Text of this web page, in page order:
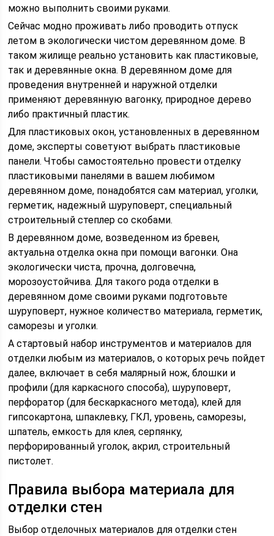
можно выполнить своими руками.
Сейчас модно проживать либо проводить отпуск
летом в экологически чистом деревянном доме. В
таком жилище реально установить как пластиковые,
так и деревянные окна. В деревянном доме для
проведения внутренней и наружной отделки
применяют деревянную вагонку, природное дерево
либо практичный пластик.
Для пластиковых окон, установленных в деревянном
доме, эксперты советуют выбрать пластиковые
панели. Чтобы самостоятельно провести отделку
пластиковыми панелями в вашем любимом
деревянном доме, понадобятся сам материал, уголки,
герметик, надежный шуруповерт, специальный
строительный степлер со скобами.
В деревянном доме, возведенном из бревен,
актуальна отделка окна при помощи вагонки. Она
экологически чиста, прочна, долговечна,
морозоустойчива. Для такого рода отделки в
деревянном доме своими руками подготовьте
шуруповерт, нужное количество материала, герметик,
саморезы и уголки.
А стартовый набор инструментов и материалов для
отделки любым из материалов, о которых речь пойдет
далее, включает в себя малярный нож, блошки и
профили (для каркасного способа), шуруповерт,
перфоратор (для бескаркасного метода), клей для
гипсокартона, шпаклевку, ГКЛ, уровень, саморезы,
шпатель, емкость для клея, серпянку,
перфорированный уголок, акрил, строительный
пистолет.
Правила выбора материала для
отделки стен
Выбор отделочных материалов для отделки стен